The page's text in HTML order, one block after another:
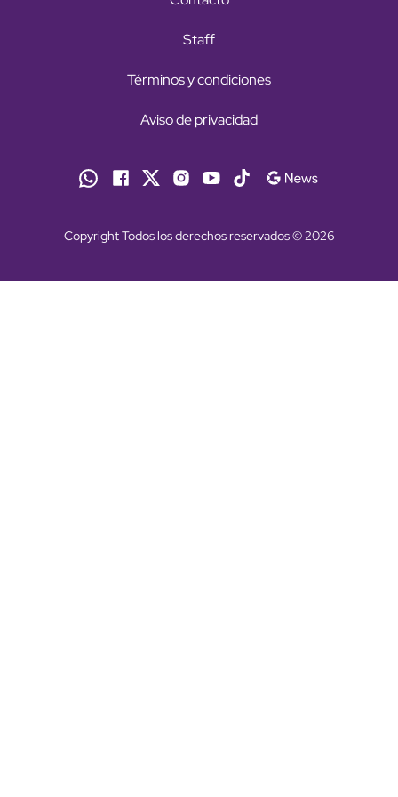
Staff
Términos y condiciones
Aviso de privacidad
Copyright Todos los derechos reservados © 2026